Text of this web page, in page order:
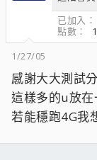
已加入
點數
1/27/05
感謝大大測試
這樣多的u放
若能穩跑4G我